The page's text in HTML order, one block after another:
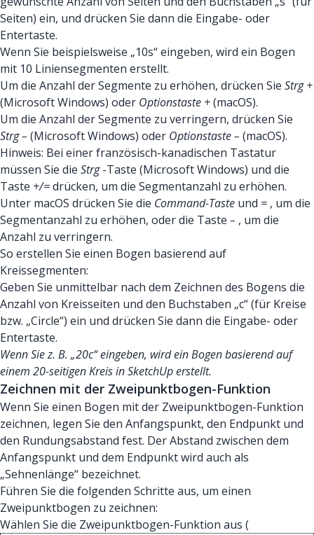
Seiten) ein, und drücken Sie dann die Eingabe- oder
Entertaste.
Wenn Sie beispielsweise „10s“ eingeben, wird ein Bogen
mit 10 Liniensegmenten erstellt.
Um die Anzahl der Segmente zu erhöhen, drücken Sie Strg +
(Microsoft Windows) oder Optionstaste +(macOS).
Um die Anzahl der Segmente zu verringern, drücken Sie
Strg – (Microsoft Windows) oder Optionstaste – (macOS).
Hinweis: Bei einer französisch-kanadischen Tastatur
müssen Sie die Strg-Taste (Microsoft Windows) und die
Taste +/=drücken, um die Segmentanzahl zu erhöhen.
Unter macOS drücken Sie die Command-Taste und = , um die
Segmentanzahl zu erhöhen, oder die Taste – , um die
Anzahl zu verringern.
So erstellen Sie einen Bogen basierend auf
Kreissegmenten:
Geben Sie unmittelbar nach dem Zeichnen des Bogens die
Anzahl von Kreisseiten und den Buchstaben „c“ (für Kreise
bzw. „Circle“) ein und drücken Sie dann die Eingabe- oder
Entertaste.
Wenn Sie z. B. „20c“ eingeben, wird ein Bogen basierend auf
einem 20-seitigen Kreis in SketchUp erstellt.
Zeichnen mit der Zweipunktbogen-Funktion
Wenn Sie einen Bogen mit der Zweipunktbogen-Funktion
zeichnen, legen Sie den Anfangspunkt, den Endpunkt und
den Rundungsabstand fest. Der Abstand zwischen dem
Anfangspunkt und dem Endpunkt wird auch als
„Sehnenlänge“ bezeichnet.
Führen Sie die folgenden Schritte aus, um einen
Zweipunktbogen zu zeichnen:
Wählen Sie die Zweipunktbogen-Funktion aus (